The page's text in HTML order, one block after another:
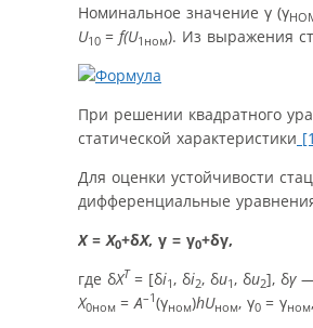
Номинальное значение γ (γ
U10 = f(U1ном). Из выражения
При решении квадратного
статической характеристики
Для оценки устойчивости
дифференциальные
Х = Х0+δХ, γ = γ0
где δXT = [δi1, δi2, δu1, δu2], δγ—
Х0ном =А–1(γном)hUном, γ0 = γном